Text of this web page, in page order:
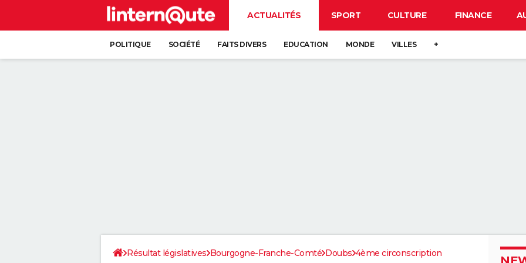
ACTUALITÉS SPORT CULTURE FINANCE
POLITIQUE SOCIÉTÉ FAITS DIVERS EDUCATION MONDE VILLES +
Résultat législatives Bourgogne-Franche-Comté Doubs 4ème circonscription